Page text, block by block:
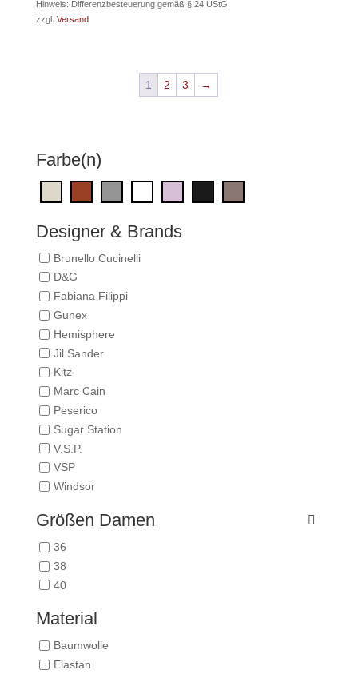
Preis
war:
Preis
Hinweis: Differenzbesteuerung gemäß § 24 UStG.
zzgl. Versand
1 2 3 →
Farbe(n)
Designer & Brands
Brunello Cucinelli
D&G
Fabiana Filippi
Gunex
Hemisphere
Jil Sander
Kitz
Marc Cain
Peserico
Sugar Station
V.S.P.
VSP
Windsor
Größen Damen
36
38
40
Material
Baumwolle
Elastan